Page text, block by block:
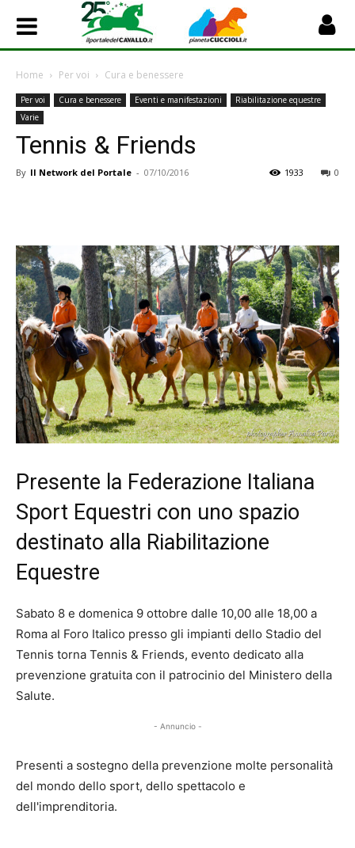
Home Per voi Cura e benessere
Per voi Cura e benessere Eventi e manifestazioni
Riabilitazione equestre
Varie
Tennis & Friends
By Il Network del Portale - 07/10/2016 0
1933
Presente la Federazione Italiana
Sport Equestri con uno spazio
destinato alla Riabilitazione
Equestre
Sabato 8 e domenica 9 ottobre dalle 10,00 alle 18,00 a
Roma al Foro Italico presso gli impianti dello Stadio del
Tennis torna Tennis & Friends, evento dedicato alla
prevenzione gratuita con il patrocinio del Ministero della
Salute.
- Annuncio -
Presenti a sostegno della prevenzione molte personalità
del mondo dello sport, dello spettacolo e
dell'imprenditoria.